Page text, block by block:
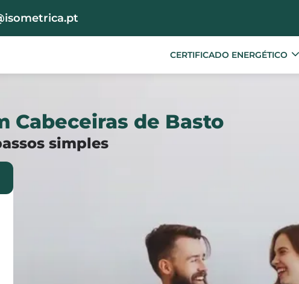
CERTIFICADO ENERGÉTICO
Cabeceiras de Basto
simples